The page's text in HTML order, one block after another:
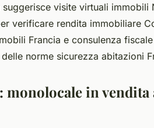
visite virtuali immobili
verificare rendita immobiliare
Francia e consulenza
norme sicurezza abitazioni
in vendita